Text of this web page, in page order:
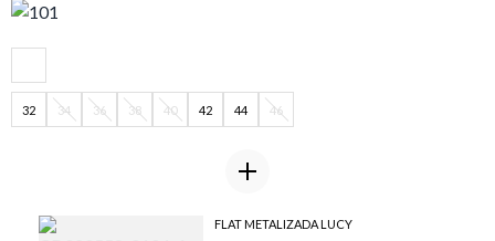
32 34 36 38 40 42 44 46
FLAT METALIZADA LUCY